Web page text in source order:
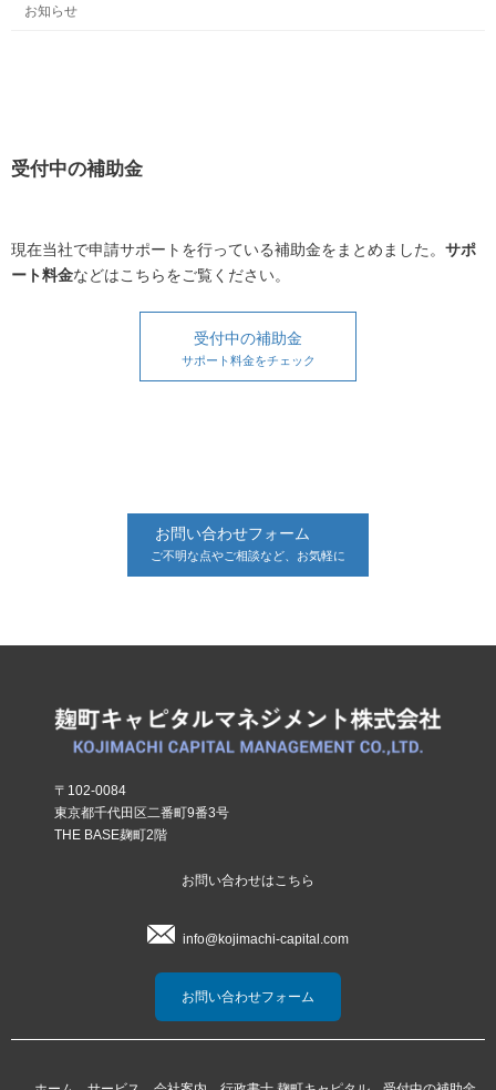
お知らせ
受付中の補助金
現在当社で申請サポートを行っている補助金をまとめました。 サポ
ート料金などはこちらをご覧ください。
受付中の補助金
サポート料金をチェック
お問い合わせフォーム
ご不明な点やご相談など、お気軽に
〒102-0084
東京都千代田区二番町9番3号
THE BASE麹町2階
お問い合わせはこちら
info@kojimachi-capital.com
お問い合わせフォーム